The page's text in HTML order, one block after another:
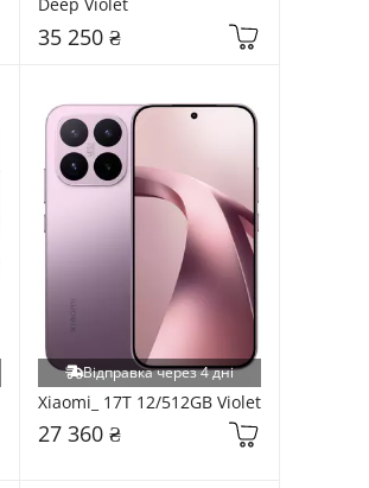
35 250 ₴
Відправка через 4 дні
Xiaomi_ 17T 12/512GB Violet
27 360 ₴